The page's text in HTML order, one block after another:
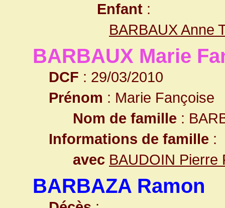
Enfant :
BARBAUX Anne
BARBAUX Marie
DCF : 29/03/2010
Prénom : Marie Fançoise
Nom de famille :
Informations de famille :
avec BAUDOIN Pierre
BARBAZA Ramon